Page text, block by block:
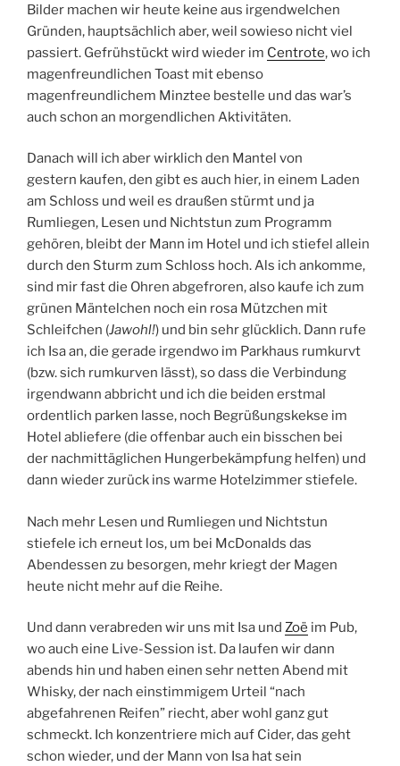
Bilder machen wir heute keine aus irgendwelchen
Gründen, hauptsächlich aber, weil sowieso nicht viel
passiert. Gefrühstückt wird wieder im Centrote, wo ich
magenfreundlichen Toast mit ebenso
magenfreundlichem Minztee bestelle und das war’s
auch schon an morgendlichen Aktivitäten.
Danach will ich aber wirklich den Mantel von
gestern kaufen, den gibt es auch hier, in einem Laden
am Schloss und weil es draußen stürmt und ja
Rumliegen, Lesen und Nichtstun zum Programm
gehören, bleibt der Mann im Hotel und ich stiefel allein
durch den Sturm zum Schloss hoch. Als ich ankomme,
sind mir fast die Ohren abgefroren, also kaufe ich zum
grünen Mäntelchen noch ein rosa Mützchen mit
Schleifchen (Jawohl!) und bin sehr glücklich. Dann rufe
ich Isa an, die gerade irgendwo im Parkhaus rumkurvt
(bzw. sich rumkurven lässt), so dass die Verbindung
irgendwann abbricht und ich die beiden erstmal
ordentlich parken lasse, noch Begrüßungskekse im
Hotel abliefere (die offenbar auch ein bisschen bei
der nachmittäglichen Hungerbekämpfung helfen) und
dann wieder zurück ins warme Hotelzimmer stiefele.
Nach mehr Lesen und Rumliegen und Nichtstun
stiefele ich erneut los, um bei McDonalds das
Abendessen zu besorgen, mehr kriegt der Magen
heute nicht mehr auf die Reihe.
Und dann verabreden wir uns mit Isa und Zoë im Pub,
wo auch eine Live-Session ist. Da laufen wir dann
abends hin und haben einen sehr netten Abend mit
Whisky, der nach einstimmigem Urteil “nach
abgefahrenen Reifen” riecht, aber wohl ganz gut
schmeckt. Ich konzentriere mich auf Cider, das geht
schon wieder, und der Mann von Isa hat sein